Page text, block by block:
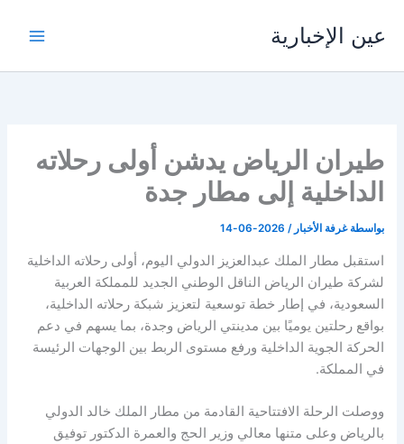
المحتوى
عين الإخبارية
طيران الرياض يدشن أولى رحلاته
الداخلية إلى مطار جدة
بواسطة غرفة الأخبار/
2026-06-14
استقبل مطار الملك عبدالعزيز الدولي اليوم، أولى رحلاته الداخلية
لشركة طيران الرياض الناقل الوطني الجديد للمملكة العربية
السعودية، في إطار خطة توسعية لتعزيز شبكة رحلاته الداخلية،
بواقع رحلتين يوميًا بين مدينتي الرياض وجدة، بما يسهم في دعم
الحركة الجوية الداخلية ورفع مستوى الربط بين الوجهات الرئيسة
في المملكة.
ووصلت الرحلة الافتتاحية القادمة من مطار الملك خالد الدولي
بالرياض وعلى متنها معالي وزير الحج والعمرة الدكتور توفيق